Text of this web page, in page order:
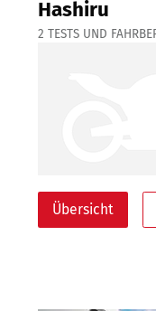
Hashiru
2 TESTS UND
Übersicht